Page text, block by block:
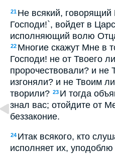
21 Не всякий,
Господи!`, войдет в
исполняющий волю
22 Многие скажут Мне в
Господи! не от Твоего
пророчествовали? и
изгоняли? и не Твоим
творили? 23 И тогда
знал вас; отойдите от
беззаконие.
24 Итак всякого, кто
исполняет их,